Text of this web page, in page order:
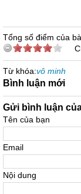
Tổng số điểm của
Từ khóa:vô minh
Bình luận mới
Gửi bình luận
Tên của bạn
Email
Nội dung